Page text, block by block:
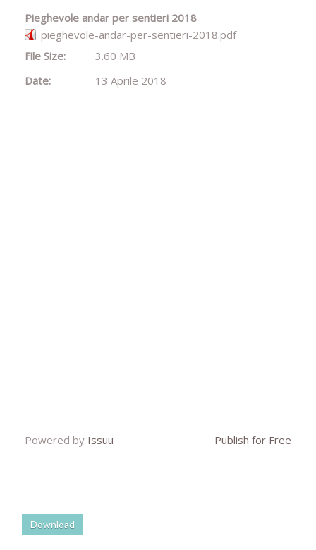
Pieghevole andar per sentieri 2018
pieghevole-andar-per-sentieri-2018.pdf
File Size:
3.60 MB
Date:
13 Aprile 2018
Powered by Issuu Publish for Free